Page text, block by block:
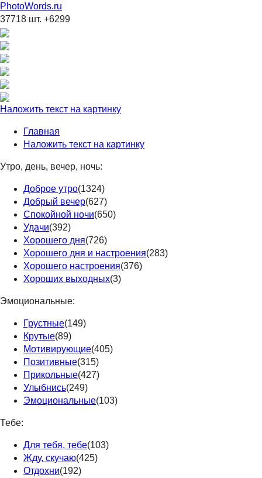
PhotoWords.ru
37718 шт. +6299
Наложить текст на картинку
Главная
Наложить текст на картинку
Утро, день, вечер, ночь:
Доброе утро(1324)
Добрый вечер(627)
Спокойной ночи(650)
Удачи(392)
Хорошего дня(726)
Хорошего дня и настроения(283)
Хорошего настроения(376)
Хороших выходных(3)
Эмоциональные:
Грустные(149)
Крутые(89)
Мотивирующие(405)
Позитивные(315)
Прикольные(427)
Улыбнись(249)
Эмоциональные(103)
Тебе:
Для тебя, тебе(103)
Жду, скучаю(425)
Отдохни(192)